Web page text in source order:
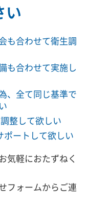
い
も合わせて衛生調
も合わせて実施し
、全て同じ基準で
整して欲しい
ポートして欲しい
気軽におたずねく
フォームからご連